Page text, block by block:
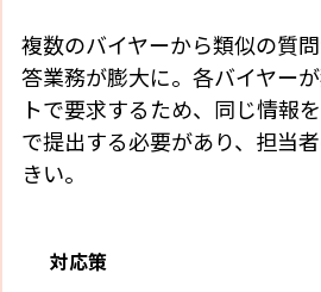
複数のバイヤーから類似の質
答業務が膨大に。各バイヤー
トで要求するため、同じ情報
で提出する必要があり、担当
きい。
対応策